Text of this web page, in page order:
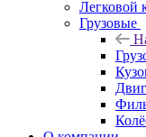
Легковой
Грузовые